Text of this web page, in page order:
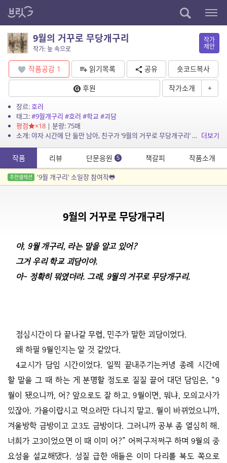
9월의 거꾸로 무당개구리
작가: 늪 속으로
작가
제안
작품공감 1 읽기목록 공유
숏코드복사
후원
작가소개 +
장르:호러
태그:#9월개구리 #호러 #학교#괴담
평점
×18| 분량: 75매
소개: 야자 시간에 단 둘만 남아, 친구가 ‘9월의 거꾸로 무당개구리’ 괴담을 얘기해주기 시작한다. 더보기
작품 리뷰 단문응원 5 책갈피 작품소개
추천셀렉션 '9월 개구리' 소일장 참여작🐸
9월의 거꾸로 무당개구리
야, 9월 개구리, 라는 말을 알고 있어?
그거 우리 학교 괴담이야.
아- 정확히 뭐였더라. 그래, 9월의 거꾸로 무당개구리.
점심시간이 다 끝나갈 무렵, 민주가 말한 괴담이었다.
왜 하필 9월인지는 알 것 같았다.
4교시가 담임 시간이었다. 일찍 끝내주기는커녕 종례 시간에
할 말을 그 때 하는 게 분명할 정도로 질질 끌어 대던 담임은, “9
월이 됐으니까, 어? 앞으로도 잘 하고. 9월이면, 뭐냐, 모의고사가
있잖아. 가을이랍시고 먹으러만 다니지 말고. 월이 바뀌었으니까,
겨울방학 금방이고 고3도 금방이다. 그러니까 공부 좀 열심히 해.
너희가 고3이었으면 이 때 이미 어?” 어쩌구저쩌구 하며 9월의 중
요성을 설교해댔다. 성질 급한 애들은 이미 다리를 복도 쪽으로